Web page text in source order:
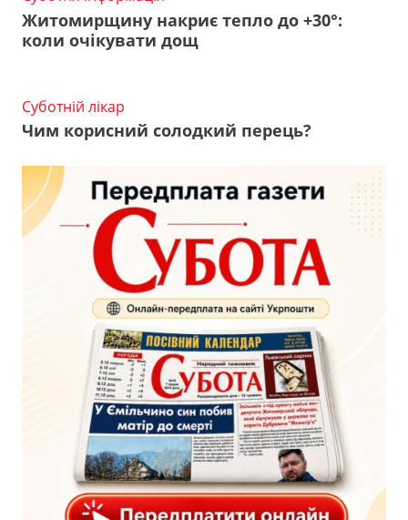
Житомирщину накриє тепло до +30°:
коли очікувати дощ
Суботній лікар
Чим корисний солодкий перець?